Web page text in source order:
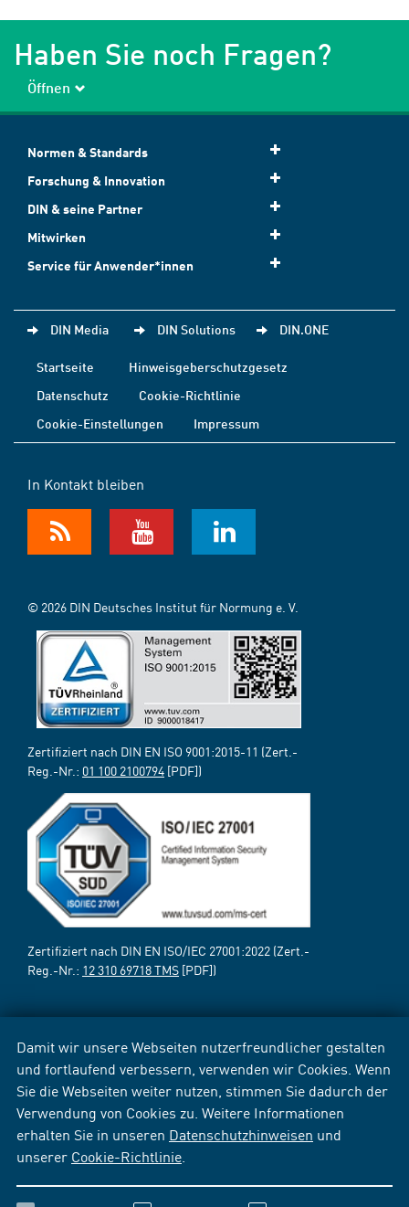
Damit wir unsere Webseiten nutzerfreundlicher gestalten
und fortlaufend verbessern, verwenden wir Cookies. Wenn
Sie die Webseiten weiter nutzen, stimmen Sie dadurch der
Verwendung von Cookies zu. Weitere Informationen
erhalten Sie in unseren Datenschutzhinweisen und
unserer Cookie-Richtlinie
Haben Sie noch Fragen?
Öffnen
Normen & Standards
Forschung & Innovation
DIN & seine Partner
Mitwirken
Service für Anwender*innen
DIN Media DIN Solutions DIN.ONE
Startseite
Hinweisgeberschutzgesetz
Datenschutz
Cookie-Richtlinie
Cookie-Einstellungen
Impressum
In Kontakt bleiben
© 2026 DIN Deutsches Institut für Normung e. V.
Zertifiziert nach DIN EN ISO 9001:2015-11 (Zert.-
Reg.-Nr.: 01 100 2100794 [PDF])
Zertifiziert nach DIN EN ISO/IEC 27001:2022 (Zert.-
Reg.-Nr.: 12 310 69718 TMS [PDF])